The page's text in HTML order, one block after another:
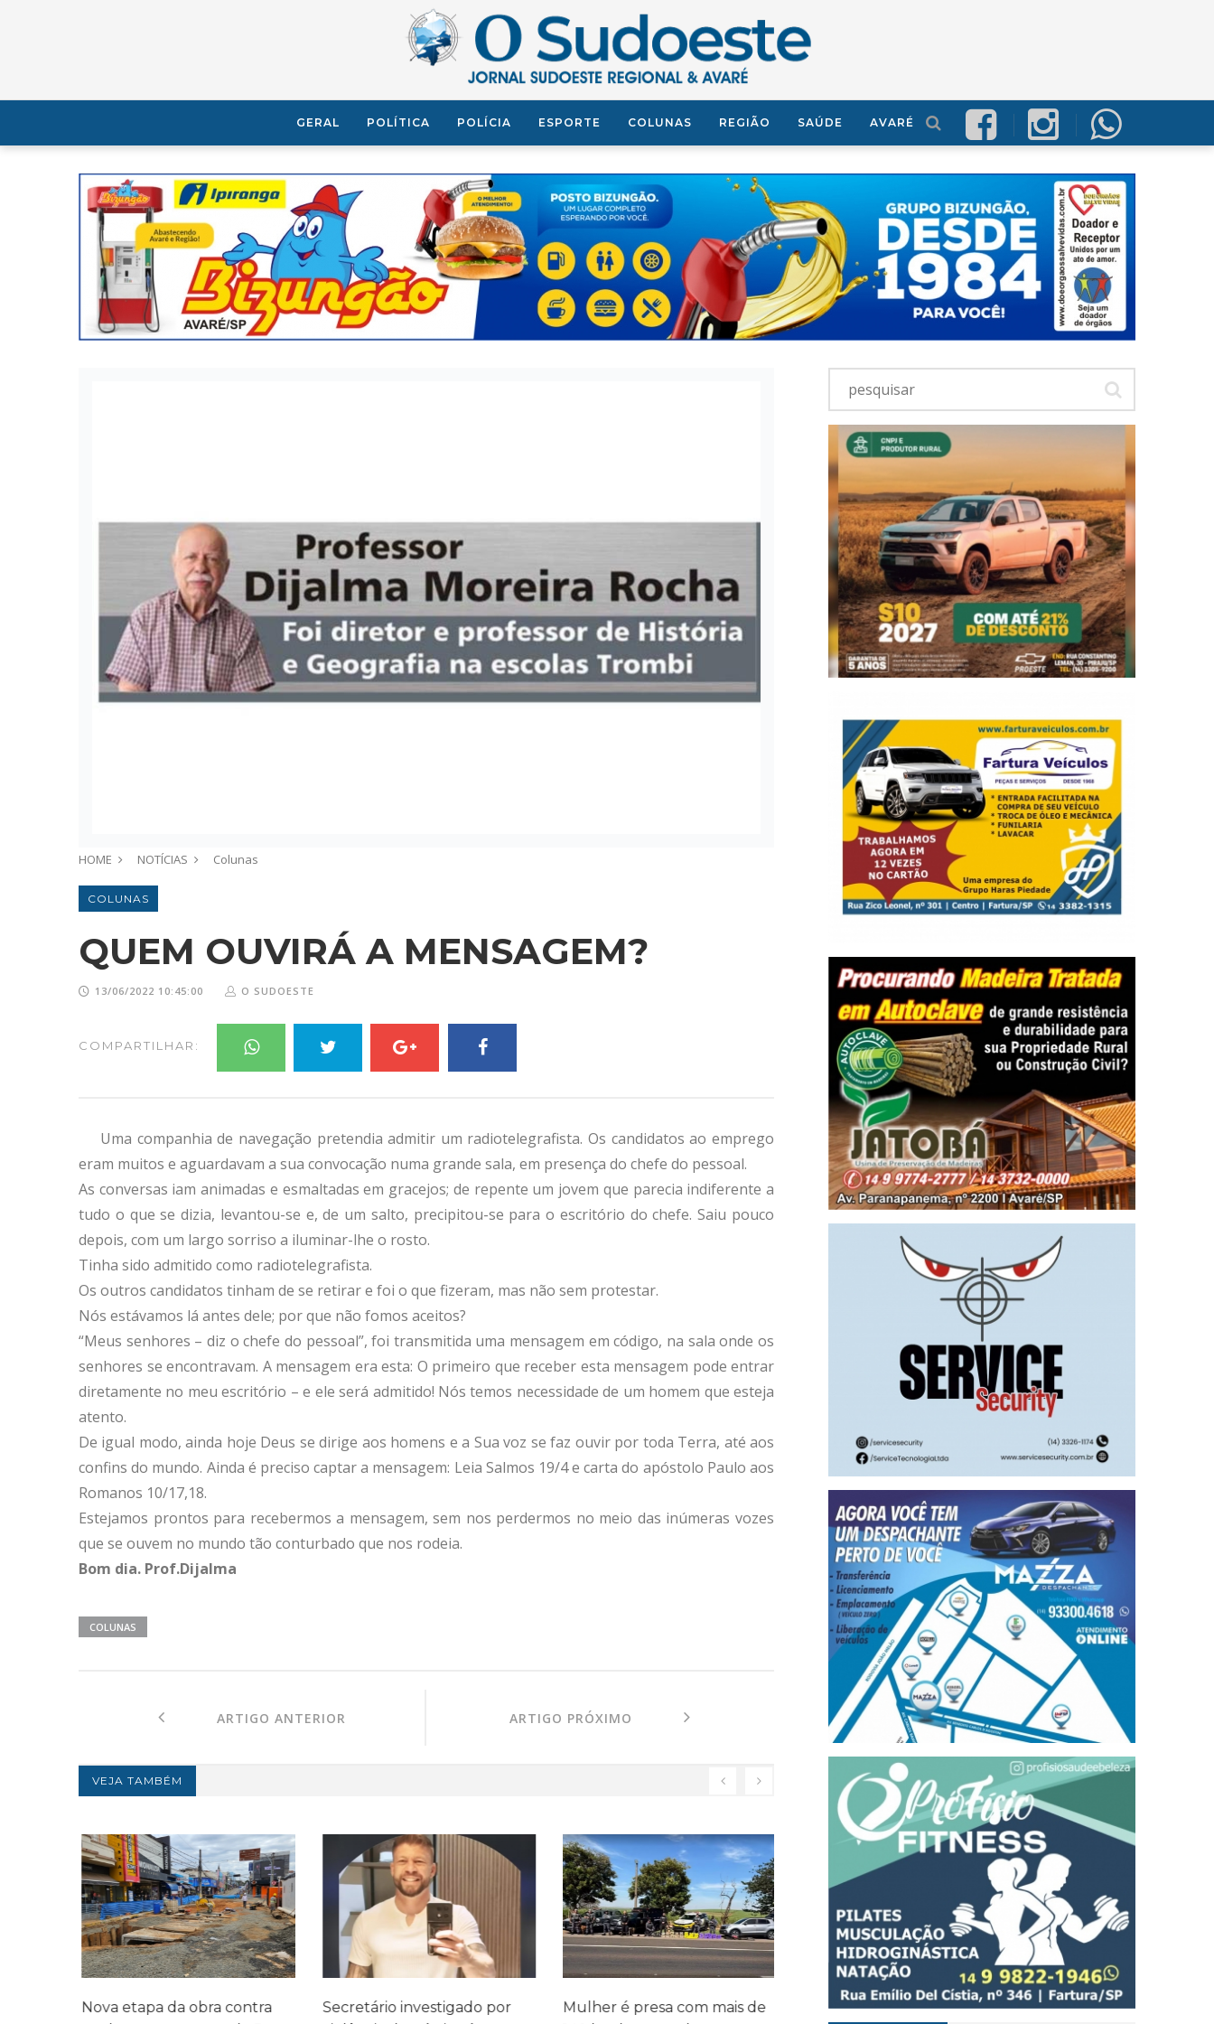
GERAL POLÍTICA POLÍCIA ESPORTE COLUNAS REGIÃO SAÚDE AVARÉ
HOME NOTÍCIAS Colunas
COLUNAS
QUEM OUVIRÁ A MENSAGEM?
13/06/2022 10:45:00 O SUDOESTE
COMPARTILHAR:
Uma companhia de navegação pretendia admitir um radiotelegrafista. Os candidatos ao emprego
eram muitos e aguardavam a sua convocação numa grande sala, em presença do chefe do pessoal.
As conversas iam animadas e esmaltadas em gracejos; de repente um jovem que parecia indiferente a
tudo o que se dizia, levantou-se e, de um salto, precipitou-se para o escritório do chefe. Saiu pouco
depois, com um largo sorriso a iluminar-lhe o rosto.
Tinha sido admitido como radiotelegrafista.
Os outros candidatos tinham de se retirar e foi o que fizeram, mas não sem protestar.
Nós estávamos lá antes dele; por que não fomos aceitos?
“Meus senhores – diz o chefe do pessoal”, foi transmitida uma mensagem em código, na sala onde os
senhores se encontravam. A mensagem era esta: O primeiro que receber esta mensagem pode entrar
diretamente no meu escritório – e ele será admitido! Nós temos necessidade de um homem que esteja
atento.
De igual modo, ainda hoje Deus se dirige aos homens e a Sua voz se faz ouvir por toda Terra, até aos
confins do mundo. Ainda é preciso captar a mensagem: Leia Salmos 19/4 e carta do apóstolo Paulo aos
Romanos 10/17,18.
Estejamos prontos para recebermos a mensagem, sem nos perdermos no meio das inúmeras vozes
que se ouvem no mundo tão conturbado que nos rodeia.
Bom dia. Prof.Dijalma
COLUNAS
ARTIGO ANTERIOR ARTIGO PRÓXIMO
VEJA TAMBÉM
Nova etapa da obra contra
Secretário investigado por
Mulher é presa com mais de
Justiça condena homem a 28
Sebrae Ourinhos realiza